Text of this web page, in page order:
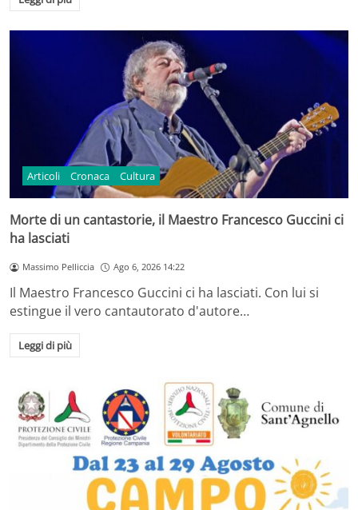
Articoli Cronaca Cultura
Morte di un cantastorie, il Maestro Francesco Guccini ci
ha lasciati
Massimo Pelliccia Ago 6, 2026 14:22
Il Maestro Francesco Guccini ci ha lasciati. Con lui si
estingue il vero cantautorato d'autore…
Leggi di più